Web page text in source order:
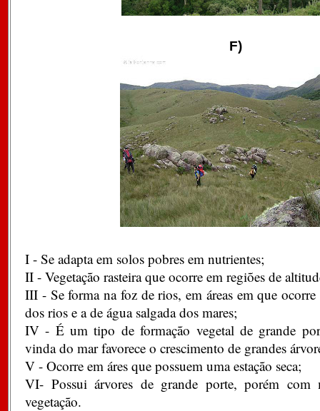
F)
I - Se adapta em solos pobres em nutrientes;
II - Vegetação rasteira que ocorre em regiões de
III - Se forma na foz de rios, em áreas em que
dos rios e a de água salgada dos mares;
IV - É um tipo de formação vegetal de grande
vinda do mar favorece o crescimento de grandes
V - Ocorre em áres que possuem uma estação seca;
VI- Possui árvores de grande porte, porém com
vegetação.